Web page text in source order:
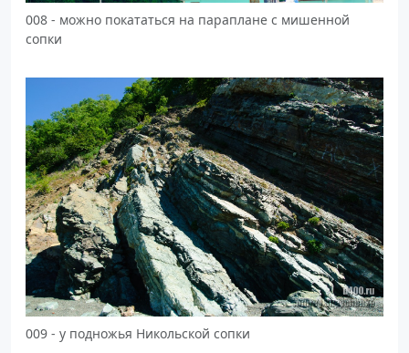
008 - можно покататься на параплане с мишенной
сопки
009 - у подножья Никольской сопки